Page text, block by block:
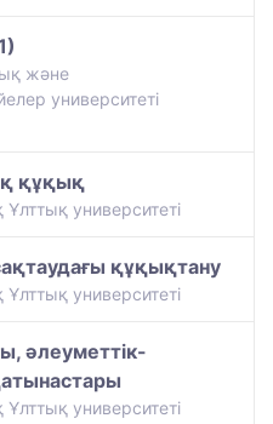
және
университеті
құқық
университеті
құқықтану
университеті
әлеуметтік-
университеті